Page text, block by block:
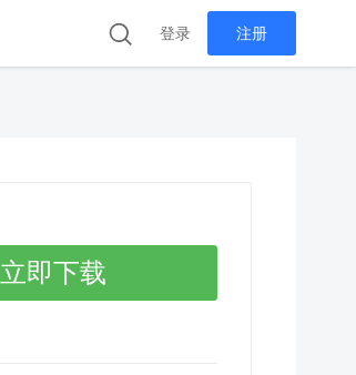
登录 注册
立即下载